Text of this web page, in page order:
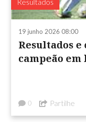
19 junho 2026 08:00
Resultados e
campeão
0 Partilhe